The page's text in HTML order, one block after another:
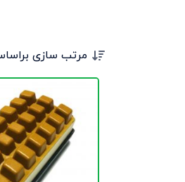
مرتب سازی